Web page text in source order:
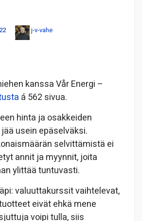
j-v-vahe
kanssa Vår Energi –
á 562 sivua.
hinta ja osakkeiden
usein epäselväksi.
selvittämistä ei
annit ja myynnit, joita
ylittää tuntuvasti.
valuuttakurssit vaihtelevat,
eivät ehkä mene
voipi tulla, siis